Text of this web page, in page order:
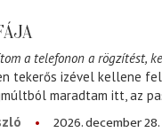
a telefonon a rögzítést,
tekerős izével kellene
maradtam itt, az
2026. december 28.